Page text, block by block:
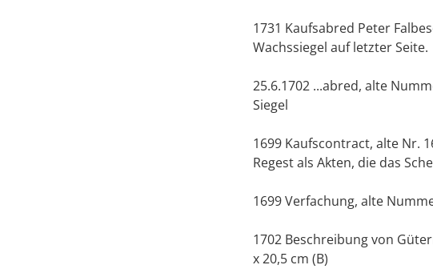
1731 Kaufsabred Peter
Wachssiegel auf letzter Seite.
25.6.1702 ...abred, alte
Siegel
1699 Kaufscontract, alte Nr.
Regest als Akten, die das
1699 Verfachung, alte
1702 Beschreibung von
x 20,5 cm (B)